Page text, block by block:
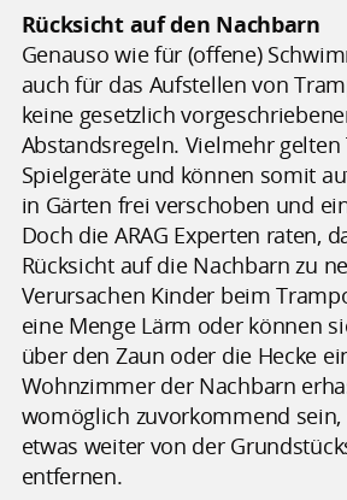
Rücksicht auf den Nachbarn
Genauso wie für (offene)
auch für das Aufstellen von
keine gesetzlich
Abstandsregeln. Vielmehr
Spielgeräte und können somit
in Gärten frei verschoben und
Doch die ARAG Experten raten,
Rücksicht auf die Nachbarn zu
Verursachen Kinder beim
eine Menge Lärm oder können
über den Zaun oder die Hecke
Wohnzimmer der Nachbarn
womöglich zuvorkommend
etwas weiter von der
entfernen.